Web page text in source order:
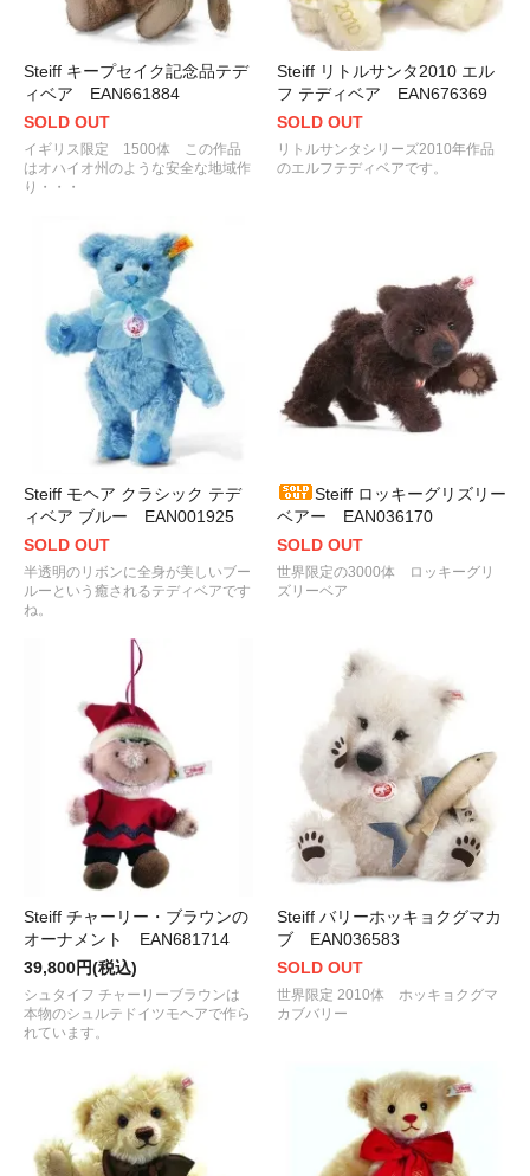
Steiff キープセイク記念品テデ
ィベア EAN661884
SOLD OUT
イギリス限定 1500体 この作品
はオハイオ州のような安全な地域作
り・・・
Steiff リトルサンタ2010 エル
フ テディベア EAN676369
SOLD OUT
リトルサンタシリーズ2010年作品
のエルフテディベアです。
Steiff モヘア クラシック テデ
ィベア ブルー EAN001925
SOLD OUT
半透明のリボンに全身が美しいブー
ルーという癒されるテディベアです
ね。
Steiff ロッキーグリズリー
ベアー EAN036170
SOLD OUT
世界限定の3000体 ロッキーグリ
ズリーベア
Steiff チャーリー・ブラウンの
オーナメント EAN681714
39,800円(税込)
シュタイフ チャーリーブラウンは
本物のシュルテドイツモヘアで作ら
れています。
Steiff バリーホッキョクグマカ
ブ EAN036583
SOLD OUT
世界限定 2010体 ホッキョクグマ
カブバリー